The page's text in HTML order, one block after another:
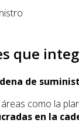
que
de
como la
en la